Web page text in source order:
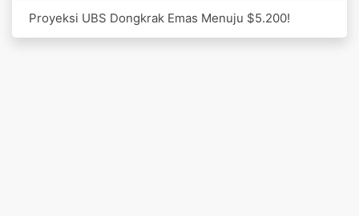
Proyeksi UBS Dongkrak Emas Menuju $5.200!